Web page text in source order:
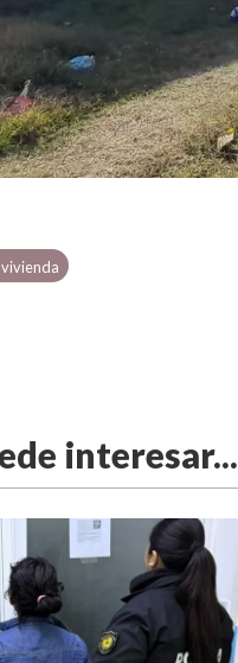
vivienda
interesar...